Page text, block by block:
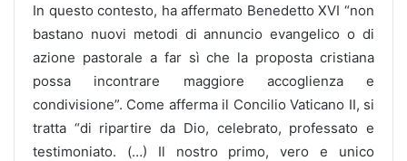
In questo contesto, ha affermato Benedetto XVI “non
bastano nuovi metodi di annuncio evangelico o di
azione pastorale a far sì che la proposta cristiana
possa incontrare maggiore accoglienza e
condivisione”. Come afferma il Concilio Vaticano II, si
tratta “di ripartire da Dio, celebrato, professato e
testimoniato. (…) Il nostro primo, vero e unico